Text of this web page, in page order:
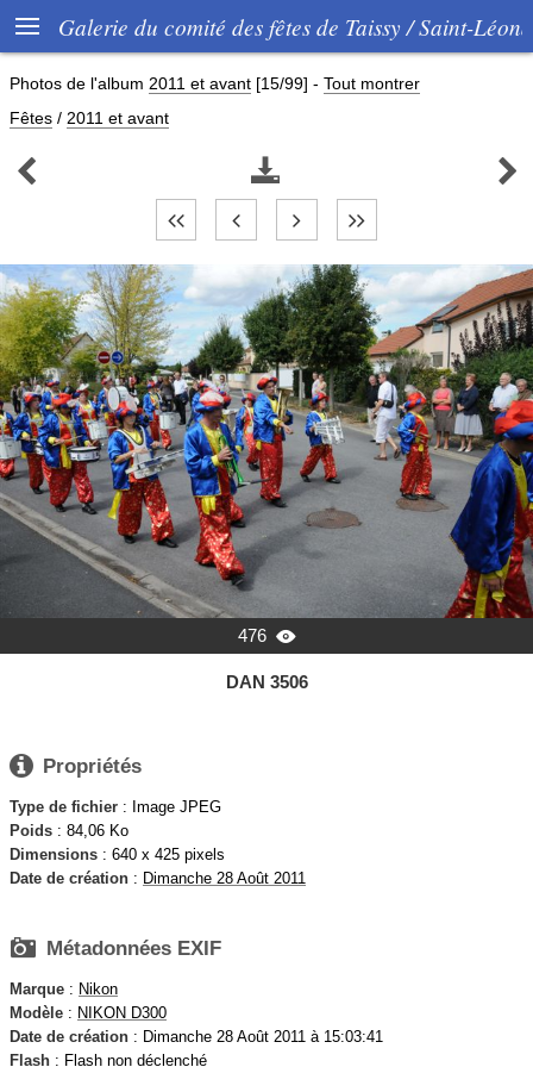
 Galerie du comité des fêtes de Taissy / Saint-
Photos de l'album 2011 et avant [15/99] - Tout montrer
Fêtes / 2011 et avant
  
476 
DAN 3506
 Propriétés
Type de fichier : Image JPEG
Poids : 84,06 Ko
Dimensions : 640 x 425 pixels
Date de création : Dimanche 28 Août 2011
 Métadonnées EXIF
Marque : Nikon
Modèle : NIKON D300
Date de création : Dimanche 28 Août 2011 à 15:03:41
Flash : Flash non déclenché